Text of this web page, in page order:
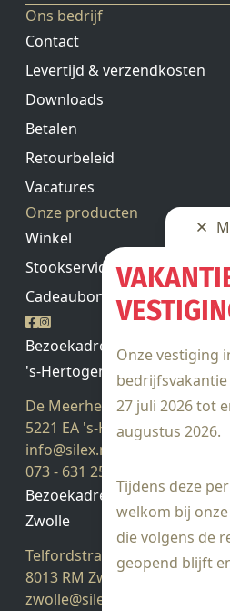
Onze vestiging
27 juli 2026 tot
augustus 2026.
Tijdens deze
welkom bij
die volgens de
geopend blijft
Ons bedrijf
Contact
Levertijd & verzendkosten
Downloads
Betalen
Retourbeleid
Vacatures
Onze producten
Winkel
Stookservice
Cadeaubon saldo
Bezoekadres
's-Hertogenbosch
De Meerheuvel 21
5221 EA 's-Hertogenbosch
info@silex.nl
073 - 631 25 28
Bezoekadres
Zwolle
Telfordstraat 14
8013 RM Zwolle
zwolle@silex.nl